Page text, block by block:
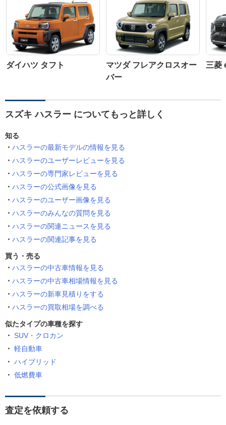
ダイハツ タフト
マツダ フレアクロスオー
バー
三菱
スズキ ハスラー についてもっと詳しく
知る
ハスラーの最新モデルの情報を見る
ハスラーのユーザーレビューを見る
ハスラーの専門家レビューを見る
ハスラーの公式画像を見る
ハスラーのユーザー画像を見る
ハスラーのみんなの質問を見る
ハスラーの関連ニュースを見る
ハスラーの関連記事を見る
買う・売る
ハスラーの中古車情報を見る
ハスラーの中古車相場情報を見る
ハスラーの新車見積りをする
ハスラーの買取相場を調べる
似たタイプの車種を探す
SUV・クロカン
軽自動車
ハイブリッド
低燃費車
査定を依頼する